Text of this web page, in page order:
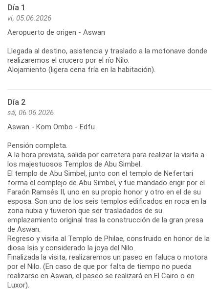
Día 1
vi, 05.06.2026
Aeropuerto de origen - Aswan
Llegada al destino, asistencia y traslado a la motonave donde
realizaremos el crucero por el río Nilo.
Alojamiento (ligera cena fría en la habitación).
Día 2
sá, 06.06.2026
Aswan - Kom Ombo - Edfu
Pensión completa.
A la hora prevista, salida por carretera para realizar la visita a
los majestuosos Templos de Abu Simbel.
El templo de Abu Simbel, junto con el templo de Nefertari
forma el complejo de Abu Simbel, y fue mandado erigir por el
Faraón Ramsés II, uno en su propio honor y otro en el de su
esposa. Son uno de los seis templos edificados en roca en la
zona nubia y tuvieron que ser trasladados de su
emplazamiento original tras la construcción de la gran presa
de Aswan.
Regreso y visita al Templo de Philae, construido en honor de la
diosa Isis y considerado la joya del Nilo.
Finalizada la visita, realizaremos un paseo en faluca o motora
por el Nilo. (En caso de que por falta de tiempo no pueda
realizarse en Aswan, el paseo se realizará en El Cairo o en
Luxor).